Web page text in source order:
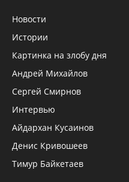
Новости
Истории
Картинка на злобу дня
Андрей Михайлов
Сергей Смирнов
Интервью
Айдархан Кусаинов
Денис Кривошеев
Тимур Байкетаев